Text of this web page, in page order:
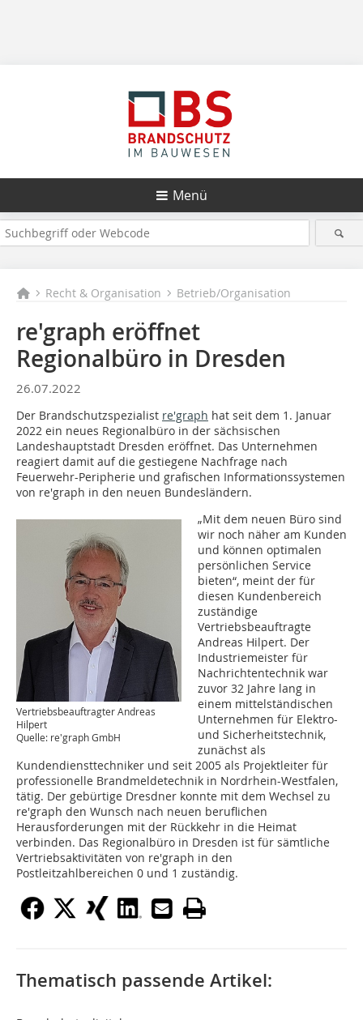
Menü
Recht & Organisation Betrieb/Organisation
re'graph eröffnet
Regionalbüro in Dresden
26.07.2022
Der Brandschutzspezialist re'graph hat seit dem 1. Januar
2022 ein neues Regionalbüro in der sächsischen
Landeshauptstadt Dresden eröffnet. Das Unternehmen
reagiert damit auf die gestiegene Nachfrage nach
Feuerwehr-Peripherie und grafischen Informationssystemen
von re'graph in den neuen Bundesländern.
Vertriebsbeauftragter Andreas
Hilpert
Quelle: re'graph GmbH
„Mit dem neuen Büro sind
wir noch näher am Kunden
und können optimalen
persönlichen Service
bieten“, meint der für
diesen Kundenbereich
zuständige
Vertriebsbeauftragte
Andreas Hilpert. Der
Industriemeister für
Nachrichtentechnik war
zuvor 32 Jahre lang in
einem mittelständischen
Unternehmen für Elektro-
und Sicherheitstechnik,
zunächst als
Kundendiensttechniker und seit 2005 als Projektleiter für
professionelle Brandmeldetechnik in Nordrhein-Westfalen,
tätig. Der gebürtige Dresdner konnte mit dem Wechsel zu
re'graph den Wunsch nach neuen beruflichen
Herausforderungen mit der Rückkehr in die Heimat
verbinden. Das Regionalbüro in Dresden ist für sämtliche
Vertriebsaktivitäten von re'graph in den
Postleitzahlbereichen 0 und 1 zuständig.
Thematisch passende Artikel: